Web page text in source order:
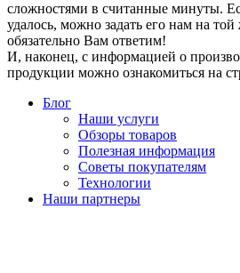
сложностями в считанные минуты.
удалось, можно задать его нам на
обязательно Вам ответим!
И, наконец, с информацией о
продукции можно ознакомиться на
Блог
Наши услуги
Обзоры товаров
Полезная информация
Советы покупателям
Технологии
Наши партнеры